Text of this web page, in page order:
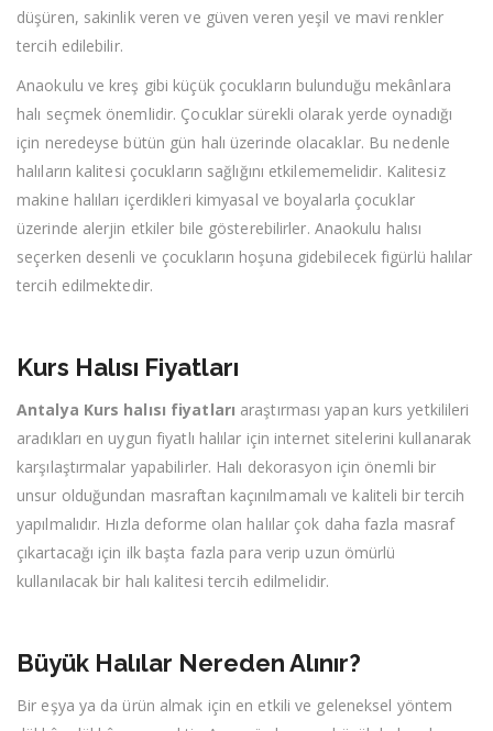
düşüren, sakinlik veren ve güven veren yeşil ve mavi renkler
tercih edilebilir.
Anaokulu ve kreş gibi küçük çocukların bulunduğu mekânlara
halı seçmek önemlidir. Çocuklar sürekli olarak yerde oynadığı
için neredeyse bütün gün halı üzerinde olacaklar. Bu nedenle
halıların kalitesi çocukların sağlığını etkilememelidir. Kalitesiz
makine halıları içerdikleri kimyasal ve boyalarla çocuklar
üzerinde alerjin etkiler bile gösterebilirler. Anaokulu halısı
seçerken desenli ve çocukların hoşuna gidebilecek figürlü halılar
tercih edilmektedir.
Kurs Halısı Fiyatları
Antalya Kurs halısı fiyatları araştırması yapan kurs yetkilileri
aradıkları en uygun fiyatlı halılar için internet sitelerini kullanarak
karşılaştırmalar yapabilirler. Halı dekorasyon için önemli bir
unsur olduğundan masraftan kaçınılmamalı ve kaliteli bir tercih
yapılmalıdır. Hızla deforme olan halılar çok daha fazla masraf
çıkartacağı için ilk başta fazla para verip uzun ömürlü
kullanılacak bir halı kalitesi tercih edilmelidir.
Büyük Halılar Nereden Alınır?
Bir eşya ya da ürün almak için en etkili ve geleneksel yöntem